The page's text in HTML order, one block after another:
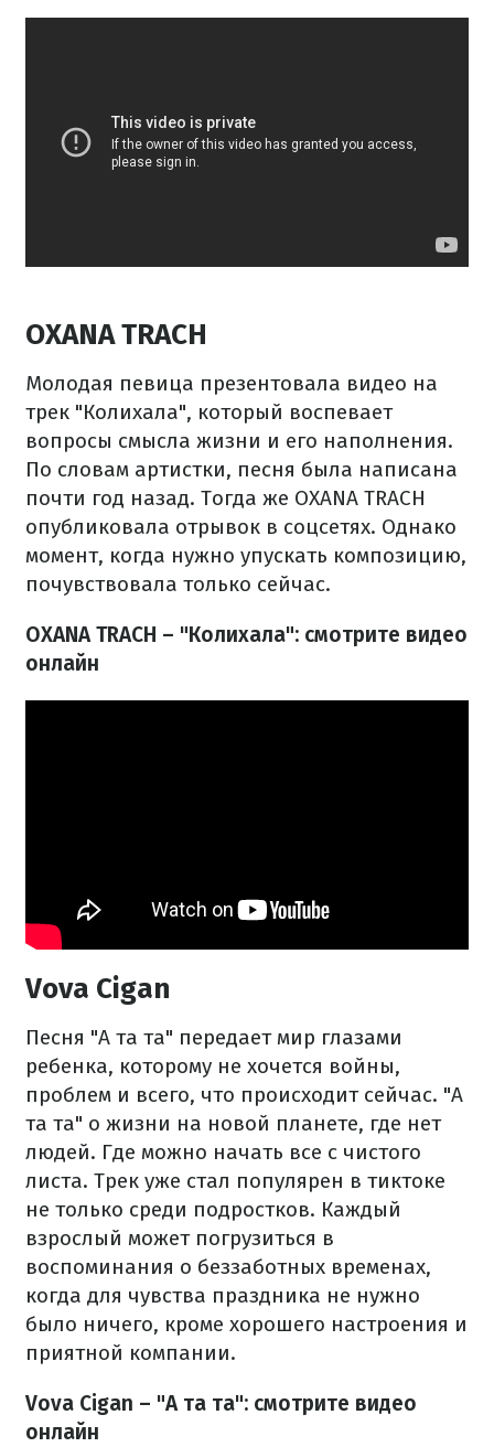
OXANA TRACH
Молодая певица презентовала видео на
трек "Колихала", который воспевает
вопросы смысла жизни и его наполнения.
По словам артистки, песня была написана
почти год назад. Тогда же OXANA TRACH
опубликовала отрывок в соцсетях. Однако
момент, когда нужно упускать композицию,
почувствовала только сейчас.
OXANA TRACH – "Колихала": смотрите видео
онлайн
Vova Cigan
Песня "А та та" передает мир глазами
ребенка, которому не хочется войны,
проблем и всего, что происходит сейчас. "А
та та" о жизни на новой планете, где нет
людей. Где можно начать все с чистого
листа. Трек уже стал популярен в тиктоке
не только среди подростков. Каждый
взрослый может погрузиться в
воспоминания о беззаботных временах,
когда для чувства праздника не нужно
было ничего, кроме хорошего настроения и
приятной компании.
Vova Cigan – "А та та": смотрите видео
онлайн